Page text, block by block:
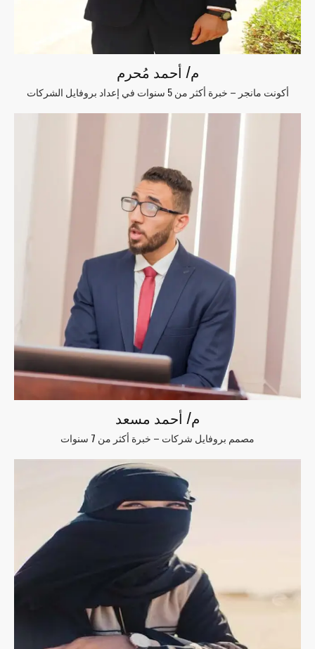
م/ أحمد مُحرم
أكونت مانجر – خبرة أكثر من 5 سنوات في إعداد بروفايل الشركات
م/ أحمد مسعد
مصمم بروفايل شركات – خبرة أكثر من 7 سنوات